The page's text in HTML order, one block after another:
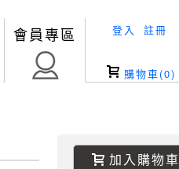
會員專區 登入 註冊
購物車(0)
加入購物車